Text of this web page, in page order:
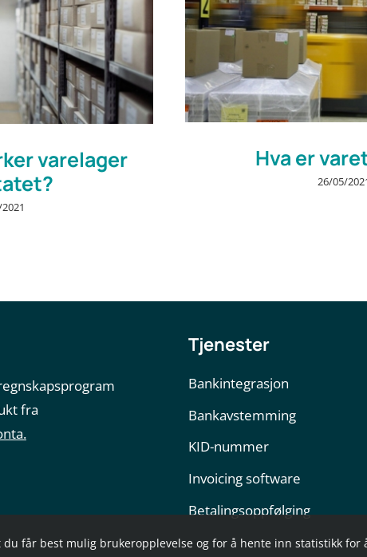
varelager
Hva er
26/05/
fra
Tjenester
Bankintegrasjon
Bankavstemming
KID-nummer
Invoicing software
Betalingsoppfølging
får best mulig brukeropplevelse og for å hente inn statistikk